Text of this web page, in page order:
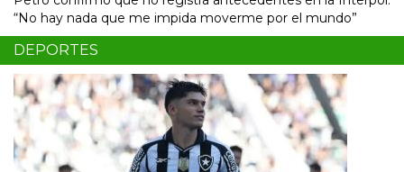
“No hay nada que me impida moverme por el mundo”
DEPORTES